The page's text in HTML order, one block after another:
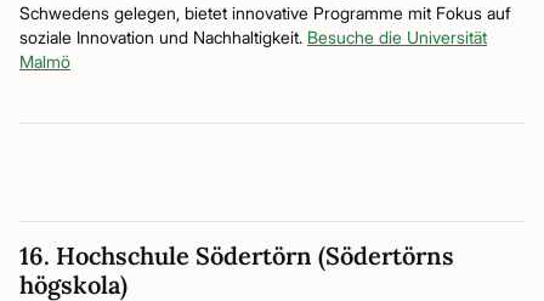
Schwedens gelegen, bietet innovative Programme mit Fokus auf
soziale Innovation und Nachhaltigkeit. Besuche die Universität
Malmö
16. Hochschule Södertörn (Södertörns
högskola)